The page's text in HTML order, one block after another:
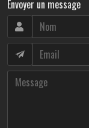
Envoyer un message